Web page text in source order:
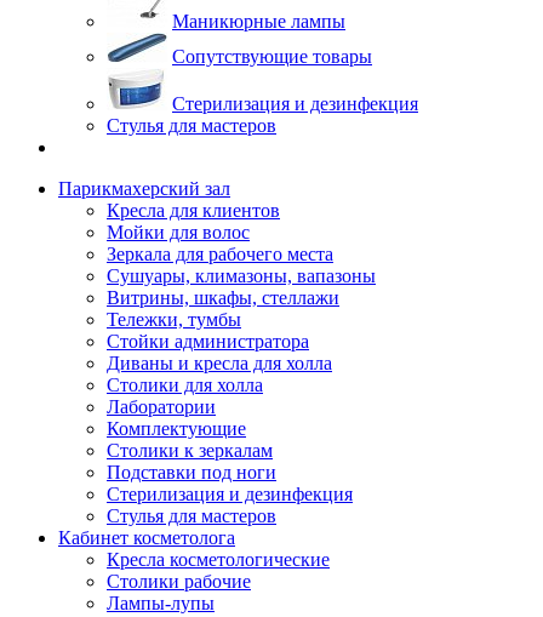
Маникюрные лампы
Сопутствующие товары
Стерилизация и дезинфекция
Стулья для мастеров
Парикмахерский зал
Кресла для клиентов
Мойки для волос
Зеркала для рабочего места
Сушуары, климазоны, вапазоны
Витрины, шкафы, стеллажи
Тележки, тумбы
Стойки администратора
Диваны и кресла для холла
Столики для холла
Лаборатории
Комплектующие
Столики к зеркалам
Подставки под ноги
Стерилизация и дезинфекция
Стулья для мастеров
Кабинет косметолога
Кресла косметологические
Столики рабочие
Лампы-лупы